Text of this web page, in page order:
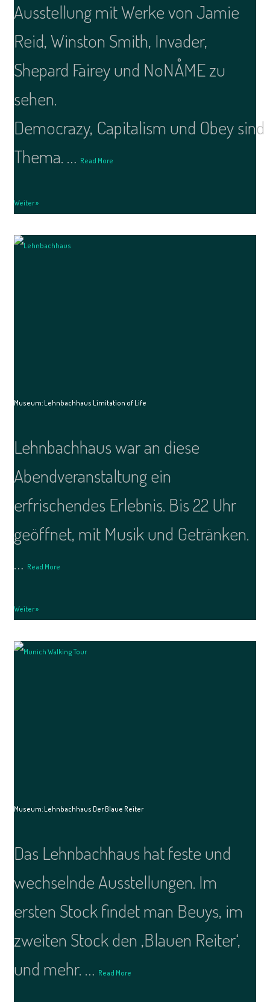
Ausstellung mit Werke von Jamie
Reid, Winston Smith, Invader,
Shepard Fairey und NoNÅME zu
sehen.
Democrazy, Capitalism und Obey sind
Thema. … Read More
Weiter »
Museum: Lehnbachhaus Limitation of Life
Lehnbachhaus war an diese
Abendveranstaltung ein
erfrischendes Erlebnis. Bis 22 Uhr
geöffnet, mit Musik und Getränken.
… Read More
Weiter »
Museum: Lehnbachhaus Der Blaue Reiter
Das Lehnbachhaus hat feste und
wechselnde Ausstellungen. Im
ersten Stock findet man Beuys, im
zweiten Stock den ‚Blauen Reiter‘,
und mehr. … Read More